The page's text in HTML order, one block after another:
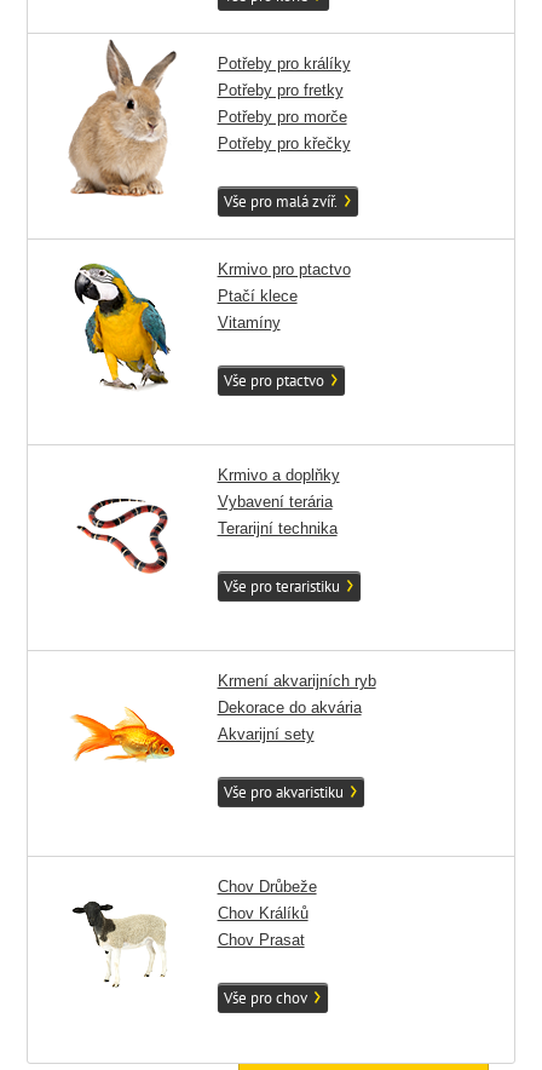
Potřeby pro králíky
Potřeby pro fretky
Potřeby pro morče
Potřeby pro křečky
Vše pro malá zvíř.
Krmivo pro ptactvo
Ptačí klece
Vitamíny
Vše pro ptactvo
Krmivo a doplňky
Vybavení terária
Terarijní technika
Vše pro teraristiku
Krmení akvarijních ryb
Dekorace do akvária
Akvarijní sety
Vše pro akvaristiku
Chov Drůbeže
Chov Králíků
Chov Prasat
Vše pro chov